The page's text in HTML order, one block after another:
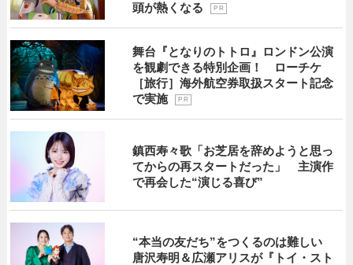
頭が熱くなる
P R
舞台『となりのトトロ』ロンドン公演
を観劇できる特別企画！ ローチケ
［旅行］海外航空券取扱スタート記念
で実施
P R
鎮西寿々歌「お芝居を辞めようと思っ
てからの再スタートだった」 主演作
で再会した“演じる喜び”
“本当の友だち”をつくるのは難しい
唐沢寿明＆広瀬アリスが『トイ・スト